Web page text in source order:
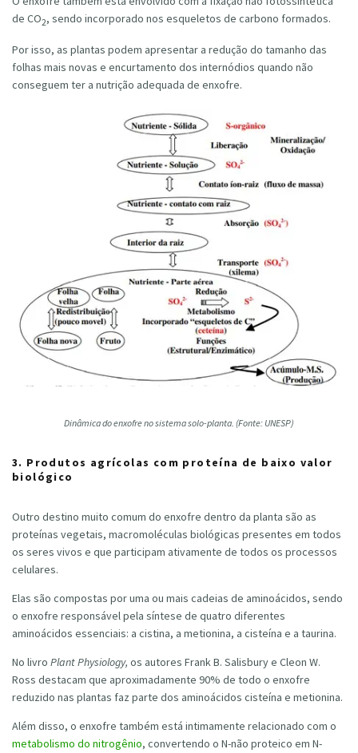
de CO2, sendo incorporado nos esqueletos de carbono formados.
Por isso, as plantas podem apresentar a redução do tamanho das
folhas mais novas e encurtamento dos internódios quando não
conseguem ter a nutrição adequada de enxofre.
Dinâmica do enxofre no sistema solo-planta. (Fonte: UNESP)
3. Produtos agrícolas com proteína de baixo valor
biológico
Outro destino muito comum do enxofre dentro da planta são as
proteínas vegetais, macromoléculas biológicas presentes em todos
os seres vivos e que participam ativamente de todos os processos
celulares.
Elas são compostas por uma ou mais cadeias de aminoácidos, sendo
o enxofre responsável pela síntese de quatro diferentes
aminoácidos essenciais: a cistina, a metionina, a cisteína e a taurina.
No livro Plant Physiology, os autores Frank B. Salisbury e Cleon W.
Ross destacam que aproximadamente 90% de todo o enxofre
reduzido nas plantas faz parte dos aminoácidos cisteína e metionina.
Além disso, o enxofre também está intimamente relacionado com o
metabolismo do nitrogênio, convertendo o N-não proteico em N-